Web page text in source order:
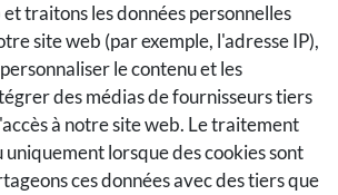
de transport
traitons les données personnelles
site web (par exemple, l'adresse IP),
le contenu et les
des médias de fournisseurs tiers
à notre site web. Le traitement
uniquement lorsque des cookies sont
ces données avec des tiers que